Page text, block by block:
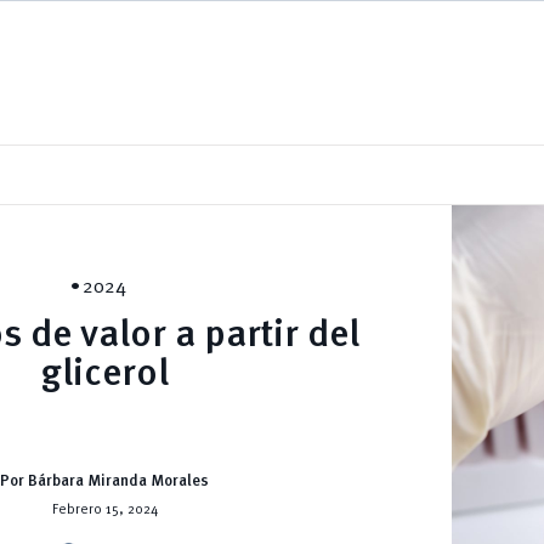
2024
de valor a partir del
glicerol
Por Bárbara Miranda Morales
Febrero 15, 2024